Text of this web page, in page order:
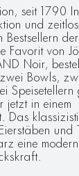
seit 1790
und
Favorit von
Noir,
Bowls,
jetzt in einem
Das
eine